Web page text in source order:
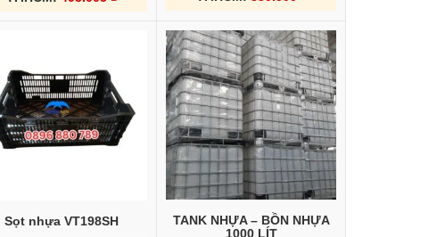
Sọt nhựa VT198SH
TANK NHỰA – BỒN NHỰA
1000 LÍT